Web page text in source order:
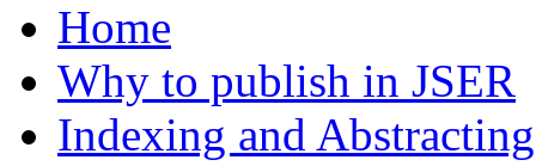
Home
Why to publish in JSER
Indexing and Abstracting